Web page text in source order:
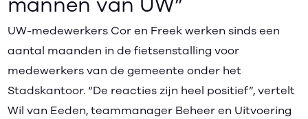
UW-medewerkers Cor en Freek werken sinds een
aantal maanden in de fietsenstalling voor
medewerkers van de gemeente onder het
Stadskantoor. “De reacties zijn heel positief”, vertelt
Wil van Eeden, teammanager Beheer en Uitvoering